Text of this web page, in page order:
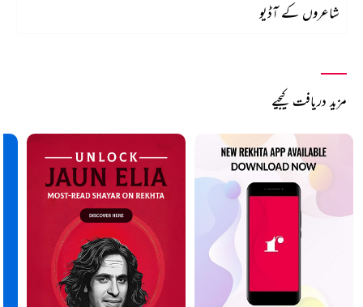
شاعروں کے آڈیو
مزید دریافت کیجیے